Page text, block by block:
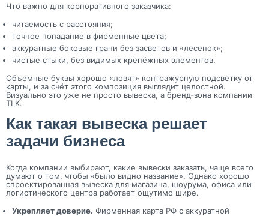
Что важно для корпоративного заказчика:
читаемость с расстояния;
точное попадание в фирменные цвета;
аккуратные боковые грани без засветов и «лесенок»;
чистые стыки, без видимых крепёжных элементов.
Объемные буквы хорошо «ловят» контражурную подсветку от
карты, и за счёт этого композиция выглядит целостной.
Визуально это уже не просто вывеска, а бренд‑зона компании
TLK.
Как такая вывеска решает
задачи бизнеса
Когда компании выбирают, какие вывески заказать, чаще всего
думают о том, чтобы «было видно название». Однако хорошо
спроектированная вывеска для магазина, шоурума, офиса или
логистического центра работает ощутимо шире.
Укрепляет доверие. Фирменная карта РФ с аккуратной